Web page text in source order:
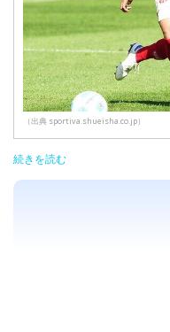
（出典 sportiva.shueisha.co.jp）
続きを読む